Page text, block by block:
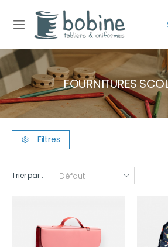
FOURNITURES
Filtres
Trier par :